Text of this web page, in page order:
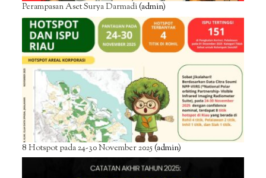
Perampasan Aset Surya Darmadi(admin)
8 Hotspot pada 24-30 November 2025(admin)